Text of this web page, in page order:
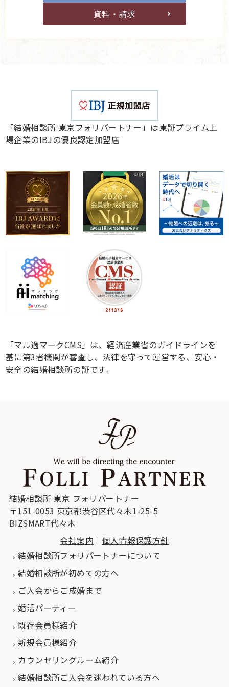
資料・請求
「結婚相談所 東京フォリパートナー」は東証プライム上
場企業のIBJの優良認定加盟店
「マル適マークCMS」は、経済産業省のガイドラインを
基に第3者機関が審査し、法律を守って運営する、安心・
安全の結婚相談所の証です。
結婚相談所 東京 フォリパートナー
〒151-0053 東京都渋谷区代々木1-25-5
BIZSMART代々木
会社案内 ｜ 個人情報保護方針
結婚相談所フォリパートナーについて
結婚相談所が初めての方へ
ご入会からご成婚まで
婚活パーティー
既存会員様紹介
新規会員様紹介
カウンセリングルーム紹介
結婚相談所ご入会を迷われている方へ